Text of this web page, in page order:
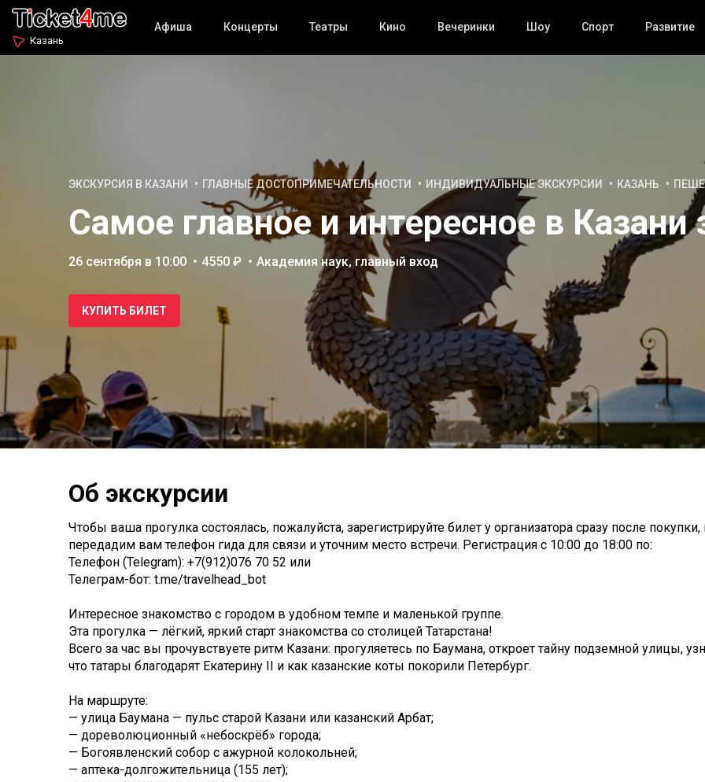
Казань
Афиша Концерты Театры Кино Вечеринки Шоу Спорт Развитие
ЭКСКУРСИЯ В КАЗАНИ ГЛАВНЫЕ ДОСТОПРИМЕЧАТЕЛЬНОСТИ ИНДИВИДУАЛЬНЫЕ ЭКСКУРСИИ КАЗАНЬ
Самое главное и интересное в Казани
26 сентября в 10:00 4550 ₽ Академия наук, главный вход
КУПИТЬ БИЛЕТ
Об экскурсии
Чтобы ваша прогулка состоялась, пожалуйста, зарегистрируйте билет у организатора сразу после
передадим вам телефон гида для связи и уточним место встречи. Регистрация с 10:00 до 18:00 по:
Телефон (Telegram): +7(912)076 70 52 или
Телеграм-бот: t.me/travelhead_bot
Интересное знакомство с городом в удобном темпе и маленькой группе.
Эта прогулка — лёгкий, яркий старт знакомства со столицей Татарстана!
Всего за час вы прочувствуете ритм Казани: прогуляетесь по Баумана, откроет тайну подземной улицы,
что татары благодарят Екатерину II и как казанские коты покорили Петербург.
На маршруте:
— улица Баумана — пульс старой Казани или казанский Арбат;
— дореволюционный «небоскрёб» города;
— Богоявленский собор с ажурной колокольней;
— аптека-долгожительница (155 лет);